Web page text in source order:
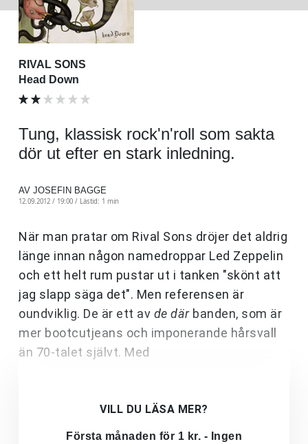
RIVAL SONS
Head Down
Tung, klassisk rock'n'roll som sakta
dör ut efter en stark inledning.
AV JOSEFIN BAGGE
12.09.2012 / 19:00 / Lästid: 1 min
När man pratar om Rival Sons dröjer det aldrig
länge innan någon namedroppar Led Zeppelin
och ett helt rum pustar ut i tanken "skönt att
jag slapp säga det". Men referensen är
oundviklig. De är ett av de därbanden, som är
mer bootcutjeans och imponerande hårsvall
än 70-talet självt. Med
VILL DU LÄSA MER?
Första månaden för 1 kr. - Ingen